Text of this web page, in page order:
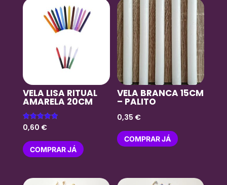
VELA LISA RITUAL
AMARELA 20CM
Avaliação
5.00
0,60 €
COMPRAR JÁ
VELA BRANCA 15CM
– PALITO
0,35 €
COMPRAR JÁ